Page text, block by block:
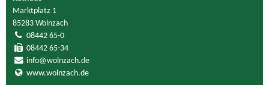
Marktplatz 1
85283 Wolnzach
08442 65-0
08442 65-34
info@wolnzach.de
www.wolnzach.de